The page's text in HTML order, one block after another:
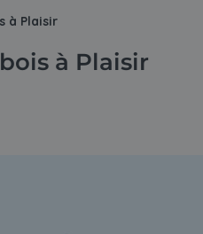
à Plaisir
à Plaisir